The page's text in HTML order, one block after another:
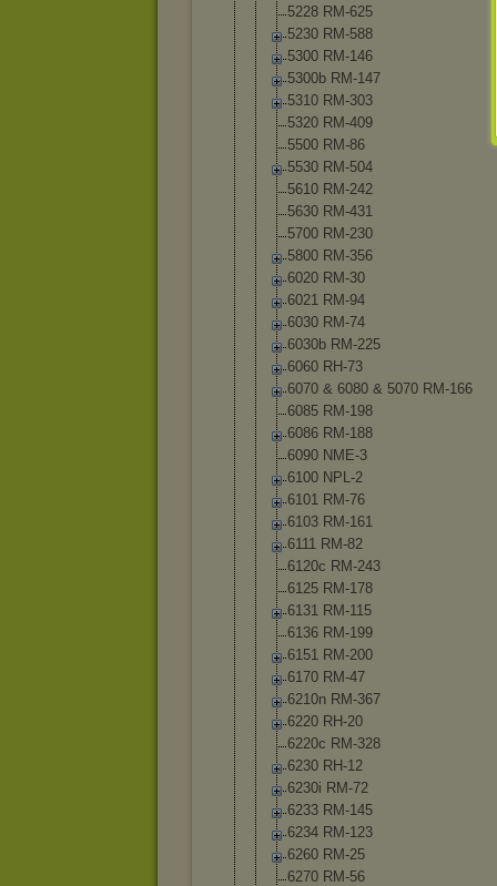
5228 RM-625
5230 RM-588
5300 RM-146
5300b RM-147
5310 RM-303
5320 RM-409
5500 RM-86
5530 RM-504
5610 RM-242
5630 RM-431
5700 RM-230
5800 RM-356
6020 RM-30
6021 RM-94
6030 RM-74
6030b RM-225
6060 RH-73
6070 & 6080 & 5070 RM-166
6085 RM-198
6086 RM-188
6090 NME-3
6100 NPL-2
6101 RM-76
6103 RM-161
6111 RM-82
6120c RM-243
6125 RM-178
6131 RM-115
6136 RM-199
6151 RM-200
6170 RM-47
6210n RM-367
6220 RH-20
6220c RM-328
6230 RH-12
6230i RM-72
6233 RM-145
6234 RM-123
6260 RM-25
6270 RM-56